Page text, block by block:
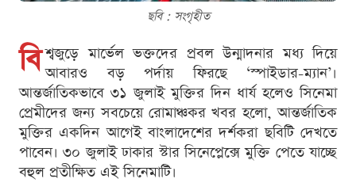
ছবি : সংগৃহীত
বি শ্বজুড়ে মার্ভেল ভক্তদের প্রবল উন্মাদনার মধ্য দিয়ে
আবারও বড় পর্দায় ফিরছে ‘স্পাইডার-ম্যান’।
আন্তর্জাতিকভাবে ৩১ জুলাই মুক্তির দিন ধার্য হলেও সিনেমা
প্রেমীদের জন্য সবচেয়ে রোমাঞ্চকর খবর হলো, আন্তর্জাতিক
মুক্তির একদিন আগেই বাংলাদেশের দর্শকরা ছবিটি দেখতে
পাবেন। ৩০ জুলাই ঢাকার স্টার সিনেপ্লেক্সে মুক্তি পেতে যাচ্ছে
বহুল প্রতীক্ষিত এই সিনেমাটি।